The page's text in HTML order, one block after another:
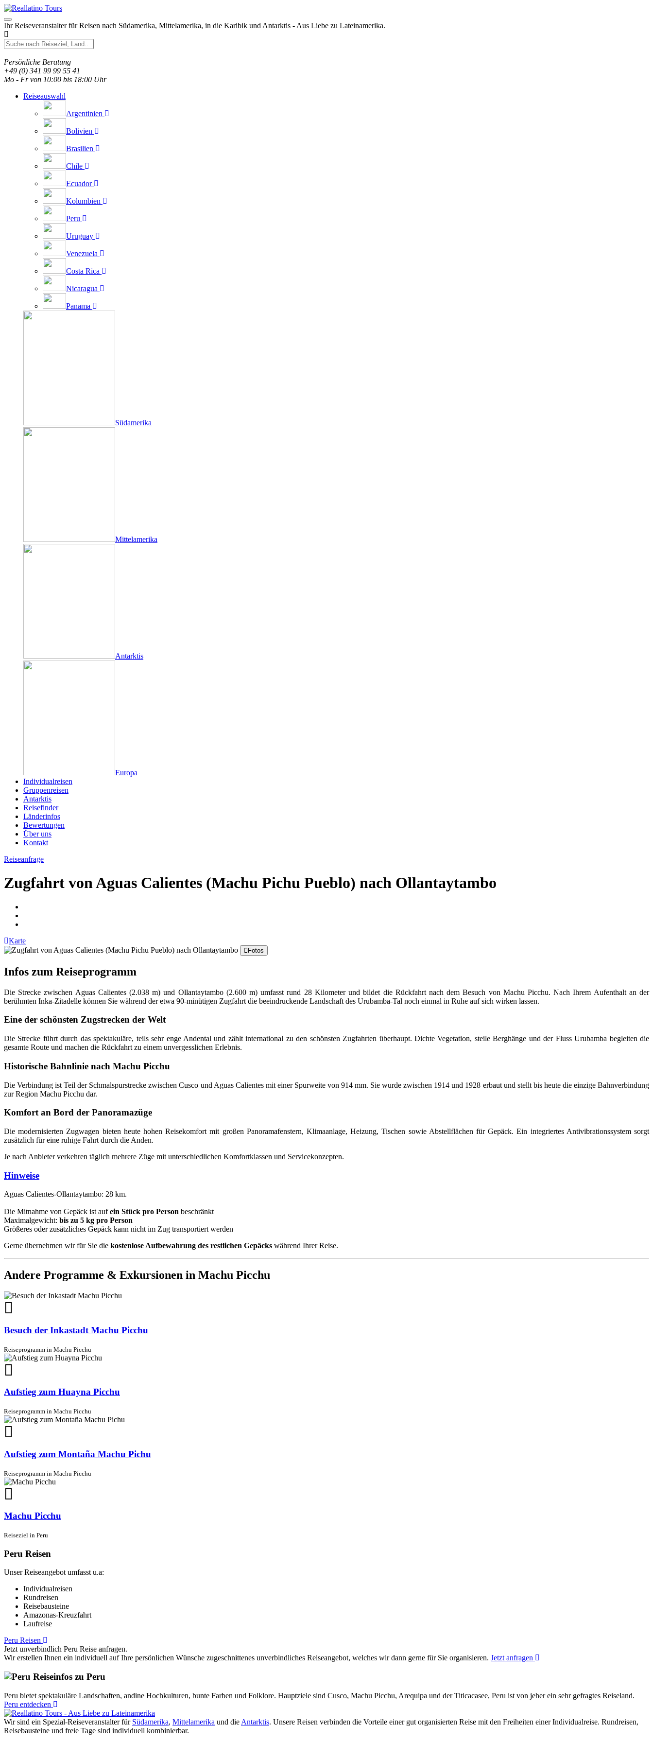
Ihr Reiseveranstalter für Reisen nach Südamerika, Mittelamerika, in die Karibik und Antarktis - Aus Liebe zu Lateinamerika.
Persönliche Beratung
+49 (0) 341 99 99 55 41
Mo - Fr von 10:00 bis 18:00 Uhr
Reiseauswahl
Argentinien
Bolivien
Brasilien
Chile
Ecuador
Kolumbien
Peru
Uruguay
Venezuela
Costa Rica
Nicaragua
Panama
Südamerika
Mittelamerika
Antarktis
Europa
Individualreisen
Gruppenreisen
Antarktis
Reisefinder
Länderinfos
Bewertungen
Über uns
Kontakt
Reiseanfrage
Zugfahrt von Aguas Calientes (Machu Pichu Pueblo) nach Ollantaytambo
Karte
Fotos
Infos zum Reiseprogramm
Die Strecke zwischen Aguas Calientes(2.038 m) und Ollantaytambo(2.600 m) umfasst rund 28 Kilometer und bildet die Rückfahrt nach dem Besuch von Machu Picchu. Nach Ihrem Aufenthalt an der
berühmten Inka-Zitadelle können Sie während der etwa 90-minütigen Zugfahrt die beeindruckende Landschaft des Urubamba-Tal noch einmal in Ruhe auf sich wirken lassen.
Eine der schönsten Zugstrecken der Welt
Die Strecke führt durch das spektakuläre, teils sehr enge Andental und zählt international zu den schönsten Zugfahrten überhaupt. Dichte Vegetation, steile Berghänge und der Fluss Urubamba begleiten die
gesamte Route und machen die Rückfahrt zu einem unvergesslichen Erlebnis.
Historische Bahnlinie nach Machu Picchu
Die Verbindung ist Teil der Schmalspurstrecke zwischen Cusco und Aguas Calientes mit einer Spurweite von 914 mm. Sie wurde zwischen 1914 und 1928 erbaut und stellt bis heute die einzige Bahnverbindung
zur Region Machu Picchu dar.
Komfort an Bord der Panoramazüge
Die modernisierten Zugwagen bieten heute hohen Reisekomfort mit großen Panoramafenstern, Klimaanlage, Heizung, Tischen sowie Abstellflächen für Gepäck. Ein integriertes Antivibrationssystem sorgt
zusätzlich für eine ruhige Fahrt durch die Anden.
Je nach Anbieter verkehren täglich mehrere Züge mit unterschiedlichen Komfortklassen und Servicekonzepten.
Hinweise
Aguas Calientes-Ollantaytambo: 28 km.
Die Mitnahme von Gepäck ist aufein Stück pro Person beschränkt
Maximalgewicht: bis zu 5 kg pro Person
Größeres oder zusätzliches Gepäck kann nicht im Zug transportiert werden
Gerne übernehmen wir für Sie die kostenlose Aufbewahrung des restlichen Gepäcks während Ihrer Reise.
Andere Programme & Exkursionen in Machu Picchu
Besuch der Inkastadt Machu Picchu
Reiseprogramm in Machu Picchu
Aufstieg zum Huayna Picchu
Reiseprogramm in Machu Picchu
Aufstieg zum Montaña Machu Pichu
Reiseprogramm in Machu Picchu
Machu Picchu
Reiseziel in Peru
Peru Reisen
Unser Reiseangebot umfasst u.a:
Individualreisen
Rundreisen
Reisebausteine
Amazonas-Kreuzfahrt
Laufreise
Peru Reisen
Jetzt unverbindlich Peru Reise anfragen.
Wir erstellen Ihnen ein individuell auf Ihre persönlichen Wünsche zugeschnittenes unverbindliches Reiseangebot, welches wir dann gerne für Sie organisieren. Jetzt anfragen
Reiseinfos zu Peru
Peru bietet spektakuläre Landschaften, andine Hochkulturen, bunte Farben und Folklore. Hauptziele sind Cusco, Machu Picchu, Arequipa und der Titicacasee, Peru ist von jeher ein sehr gefragtes Reiseland.
Peru entdecken
Wir sind ein Spezial-Reiseveranstalter für Südamerika, Mittelamerika und die Antarktis. Unsere Reisen verbinden die Vorteile einer gut organisierten Reise mit den Freiheiten einer Individualreise. Rundreisen,
Reisebausteine und freie Tage sind individuell kombinierbar.